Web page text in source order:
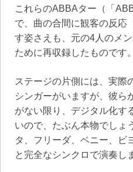
これらのABBAター（「
で、曲の合間に観客の反応
す姿さえも、元の4人のメ
ために再収録したものです。
ステージの片側には、実際
シンガーがいますが、彼ら
がない限り、デジタル化す
いので、たぶん本物でしょ
タ、フリーダ、ベニー、ビ
と完全なシンクロで演奏し